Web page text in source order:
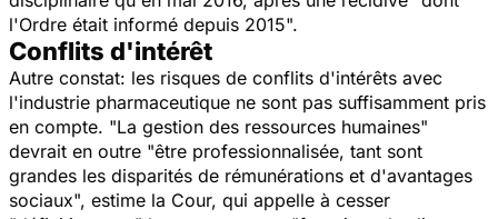
l'Ordre était informé depuis 2015".
Conflits d'intérêt
Autre constat: les risques de conflits d'intérêts avec
l'industrie pharmaceutique ne sont pas suffisamment pris
en compte. "La gestion des ressources humaines"
devrait en outre "être professionnalisée, tant sont
grandes les disparités de rémunérations et d'avantages
sociaux", estime la Cour, qui appelle à cesser